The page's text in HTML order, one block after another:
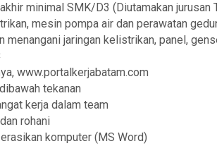
minimal SMK/D3 (Diutamakan jurusan
mesin pompa air dan perawatan
menangani jaringan kelistrikan, panel,
www.portalkerjabatam.com
tekanan
kerja dalam team
rohani
komputer (MS Word)